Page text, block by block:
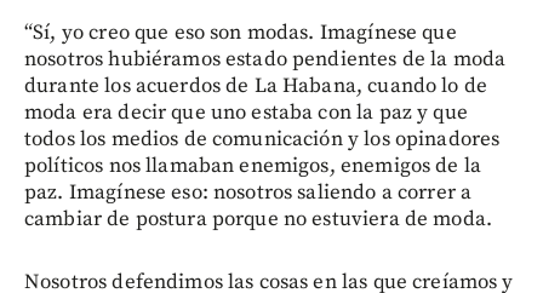
“Sí, yo creo que eso son modas. Imagínese que
nosotros hubiéramos estado pendientes de la moda
durante los acuerdos de La Habana, cuando lo de
moda era decir que uno estaba con la paz y que
todos los medios de comunicación y los opinadores
políticos nos llamaban enemigos, enemigos de la
paz. Imagínese eso: nosotros saliendo a correr a
cambiar de postura porque no estuviera de moda.
Nosotros defendimos las cosas en las que creíamos y